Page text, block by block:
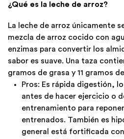
¿Qué es la leche de arroz?
La leche de arroz únicamente
mezcla de arroz cocido con
enzimas para convertir los
sabor es suave. Una taza
gramos de grasa y 11 gramos
Pros: Es rápida digestión,
antes de hacer ejercicio o
entrenamiento para
entrenados. También es
general está fortificada